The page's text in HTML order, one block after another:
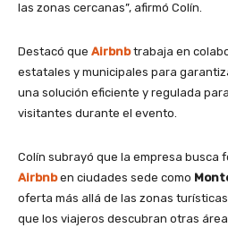
las zonas cercanas”, afirmó Colín.
Destacó que Airbnbtrabaja en
estatales y municipales para
una solución eficiente y regulada
visitantes durante el evento.
Colín subrayó que la empresa busca
Airbnben ciudades sede como
oferta más allá de las zonas
que los viajeros descubran otras